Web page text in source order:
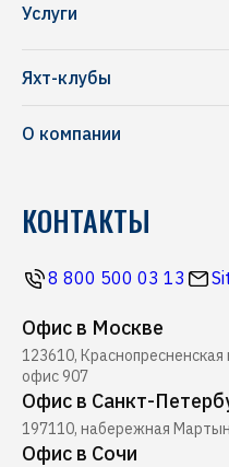
Frauscher
Ferretti
Все бренды
Услуги
Комиссионная продажа
Строительство марин
Журнал Yachting
Хелипорт Буревестник
Seabob
Яхт-клубы
О компании
Новости
КОНТАКТЫ
8 800 500 03 13
Офис в Москве
123610,
офис 907
Офис в Санкт-
197110, набережная
Офис в Сочи